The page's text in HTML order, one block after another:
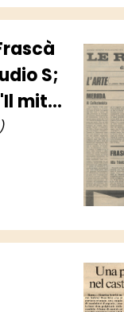
S;
mito